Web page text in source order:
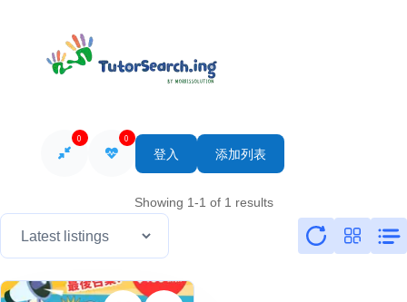
0 0
登入 添加列表
Showing 1-1 of 1 results